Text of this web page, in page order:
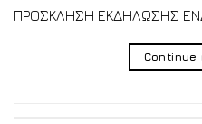
ΠΡΟΣΚΛΗΣΗ ΕΚΔΗΛΩΣΗΣ
Continue